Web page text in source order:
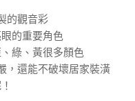
的觀音彩
的重要角色
綠、黃很多顏色
，還能不破壞居家裝潢